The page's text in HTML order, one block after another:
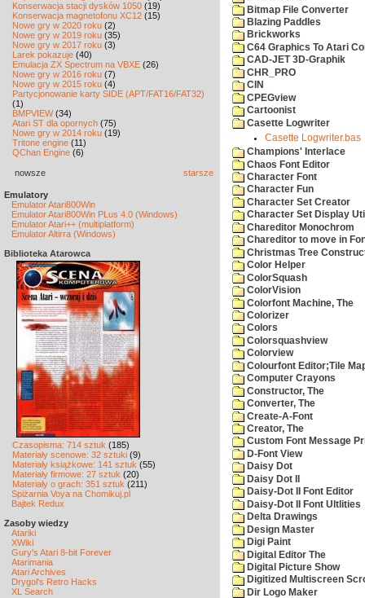
Konserwacja stacji dysków 1050 (19)
Konserwacja magnetofonu XC12 (15)
Nowe gry w 2020 roku (2)
Nowe gry w 2019 roku (35)
Nowe gry w 2017 roku (3)
Larek pokazuje (40)
Emulacja ZX Spectrum na VBXE (26)
Nowe gry w 2016 roku (7)
Nowe gry w 2015 roku (4)
Partycjonowanie karty SIDE (APT/FAT16/FAT32)
(1)
BMPVIEW(34)
Atari ST dla opornych (75)
Nowe gry w 2014 roku (19)
Tritone engine (11)
QChan Engine (6)
nowsze starsze
Emulatory
Emulator Atari800Win
Emulator Atari800Win PLus 4.0 (Windows)
Emulator Atari++ (multiplatform)
Emulator Altirra (Windows)
Biblioteka Atarowca
Czasopisma: 714 sztuk (185)
Materiały scenowe: 32 sztuki (9)
Materiały książkowe: 141 sztuk (55)
Materiały firmowe: 27 sztuk (20)
Materiały o grach: 351 sztuk (211)
Spiżarnia Voya na Chomikuj.pl
Bajtek Redux
Zasoby wiedzy
Atariki
XWiki
Gury's Atari 8-bit Forever
Atarimania
Atari Archives
Drygol's Retro Hacks
XL Search
Bitmap File Converter
Blazing Paddles
Brickworks
C64 Graphics To Atari
CAD-JET 3D-Graphik
CHR_PRO
CIN
CPEGview
Cartoonist
Casette Logwriter
Casette Logwriter.bas
Champions' Interlace
Chaos Font Editor
Character Font
Character Fun
Character Set Creator
Character Set Display
Chareditor Monochrom
Chareditor to move in
Christmas Tree
Color Helper
ColorSquash
ColorVision
Colorfont Machine, The
Colorizer
Colors
Colorsquashview
Colorview
Colourfont Editor;Tile
Computer Crayons
Constructor, The
Converter, The
Create-A-Font
Creator, The
Custom Font Message
D-Font View
Daisy Dot
Daisy Dot II
Daisy-Dot II Font Editor
Daisy-Dot II Font Ultlities
Delta Drawings
Design Master
Digi Paint
Digital Editor The
Digital Picture Show
Digitized Multiscreen
Dir Logo Maker